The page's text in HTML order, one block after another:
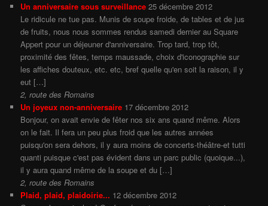
Un anniversaire sous surveillance 25 décembre 2012
Le ridicule ne tue pas. Munis de soupe froide, de tables et de jus
de fruits, nous nous sommes rendus samedi dernier au Square
Appert pour un déjeuner d'anniversaire. Trop tard, trop tôt,
proximité des fêtes, temps maussade, choix d'iconographie sur
les affiches douteux, etc. etc, bref quelle qu'en soit la raison, il y
eut […]
2, route des Romains
Un joyeux non-anniversaire 17 décembre 2012
Bonjour, on avait envie de fêter nos six ans quand même. Alors
on le fait. Il fera un peu plus froid que les autres années
puisqu'on sera dehors, il y aura moins de concerts-théâtre-et tutti
quanti puisque c'est pas évident dans un parc public (quoique...),
il y aura quand même de la soupe et du […]
2, route des Romains
Plaid, plaid, plaidoirie... 12 décembre 2012